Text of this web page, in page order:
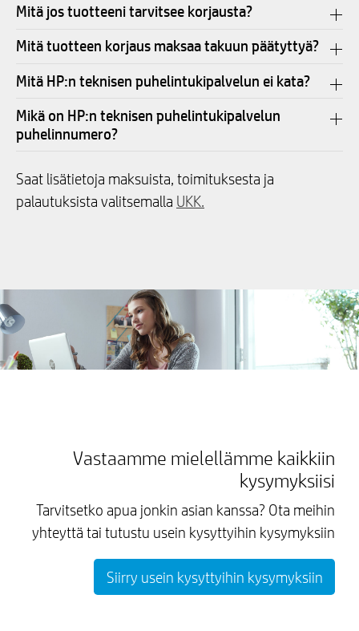
Mitä jos tuotteeni tarvitsee korjausta?
Mitä tuotteen korjaus maksaa takuun päätyttyä?
Mitä HP:n teknisen puhelintukipalvelun ei kata?
Mikä on HP:n teknisen puhelintukipalvelun
puhelinnumero?
Saat lisätietoja maksuista, toimituksesta ja
palautuksista valitsemalla UKK.
Vastaamme mielellämme kaikkiin
kysymyksiisi
Tarvitsetko apua jonkin asian kanssa? Ota meihin
yhteyttä tai tutustu usein kysyttyihin kysymyksiin
Siirry usein kysyttyihin kysymyksiin